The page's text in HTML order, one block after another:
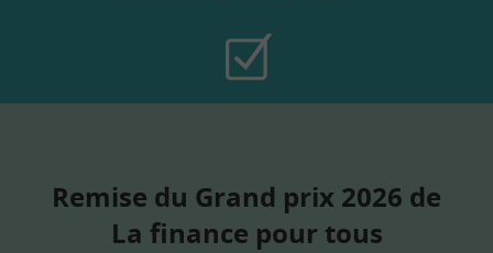
Remise du Grand prix 2026 de
La finance pour tous